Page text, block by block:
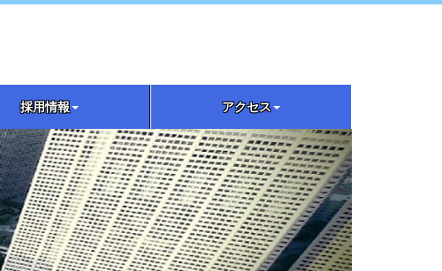
採用情報 アクセス